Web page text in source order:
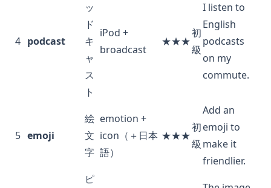
4 podcast
ッ
ド
キ
ャ
ス
ト
iPod +
broadcast
★★★
初
級
I listen to
English
podcasts
on my
commute.
5 emoji
絵
文
字
emotion +
icon（＋日本
語）
★★★
初
級
Add an
emoji to
make it
friendlier.
ピ